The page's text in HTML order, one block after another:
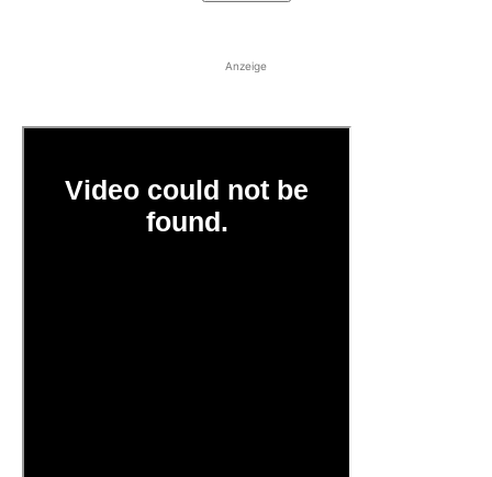
Anzeige